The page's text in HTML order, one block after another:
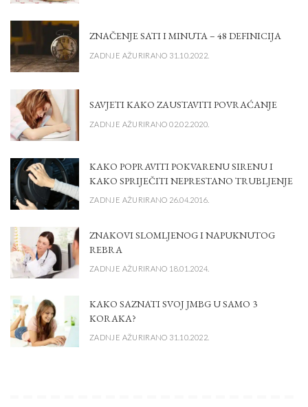
ZNAČENJE SATI I MINUTA – 48 DEFINICIJA
ZADNJE AŽURIRANO 31.10.2022.
SAVJETI KAKO ZAUSTAVITI POVRAĆANJE
ZADNJE AŽURIRANO 02.02.2020.
KAKO POPRAVITI POKVARENU SIRENU I
KAKO SPRIJEČITI NEPRESTANO TRUBLJENJE
ZADNJE AŽURIRANO 26.04.2016.
ZNAKOVI SLOMLJENOG I NAPUKNUTOG
REBRA
ZADNJE AŽURIRANO 18.01.2024.
KAKO SAZNATI SVOJ JMBG U SAMO 3
KORAKA?
ZADNJE AŽURIRANO 31.10.2022.